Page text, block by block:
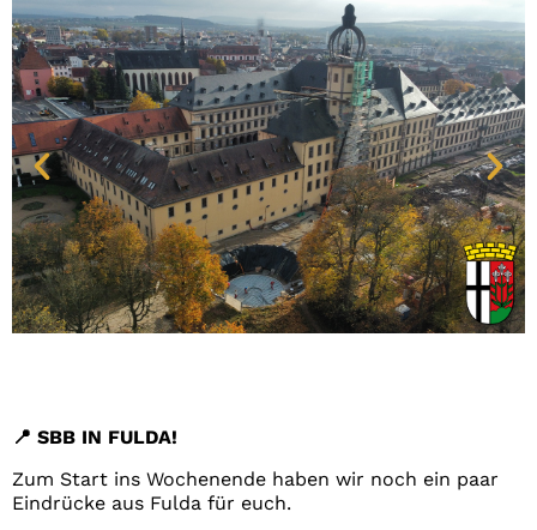
📍 SBB IN FULDA!
Zum Start ins Wochenende haben wir noch ein paar
Eindrücke aus Fulda für euch.